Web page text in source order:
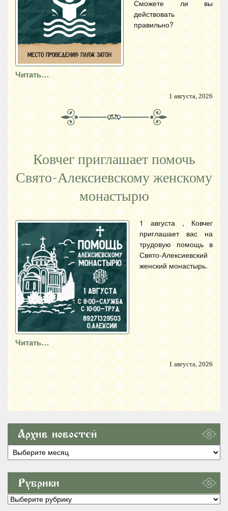
Сможете ли вы
действовать
правильно?
Читать…
1 августа, 2026
Ковчег приглашает помочь
Свято-Алексиевскому женскому
монастырю
1 августа , Ковчег
приглашает вас на
трудовую помощь в
Свято-Алексиевский
женский монастырь.
Читать…
1 августа, 2026
Архив новостей
Архив
новостей
Рубрики
Рубрики